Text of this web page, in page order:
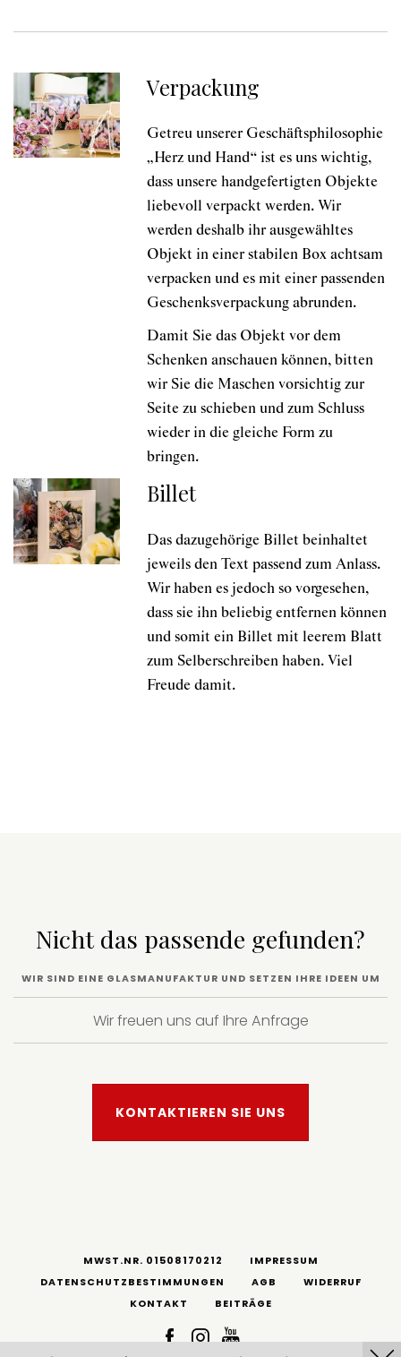
Verpackung
Getreu unserer Geschäftsphilosophie
„Herz und Hand“ ist es uns wichtig,
dass unsere handgefertigten Objekte
liebevoll verpackt werden. Wir
werden deshalb ihr ausgewähltes
Objekt in einer stabilen Box achtsam
verpacken und es mit einer passenden
Geschenksverpackung abrunden.
Damit Sie das Objekt vor dem
Schenken anschauen können, bitten
wir Sie die Maschen vorsichtig zur
Seite zu schieben und zum Schluss
wieder in die gleiche Form zu
bringen.
Billet
Das dazugehörige Billet beinhaltet
jeweils den Text passend zum Anlass.
Wir haben es jedoch so vorgesehen,
dass sie ihn beliebig entfernen können
und somit ein Billet mit leerem Blatt
zum Selberschreiben haben. Viel
Freude damit.
Nicht das passende gefunden?
WIR SIND EINE GLASMANUFAKTUR UND SETZEN IHRE IDEEN UM
Wir freuen uns auf Ihre Anfrage
KONTAKTIEREN SIE UNS
MWST.NR. 01508170212
IMPRESSUM
DATENSCHUTZBESTIMMUNGEN
AGB
WIDERRUF
KONTAKT
BEITRÄGE